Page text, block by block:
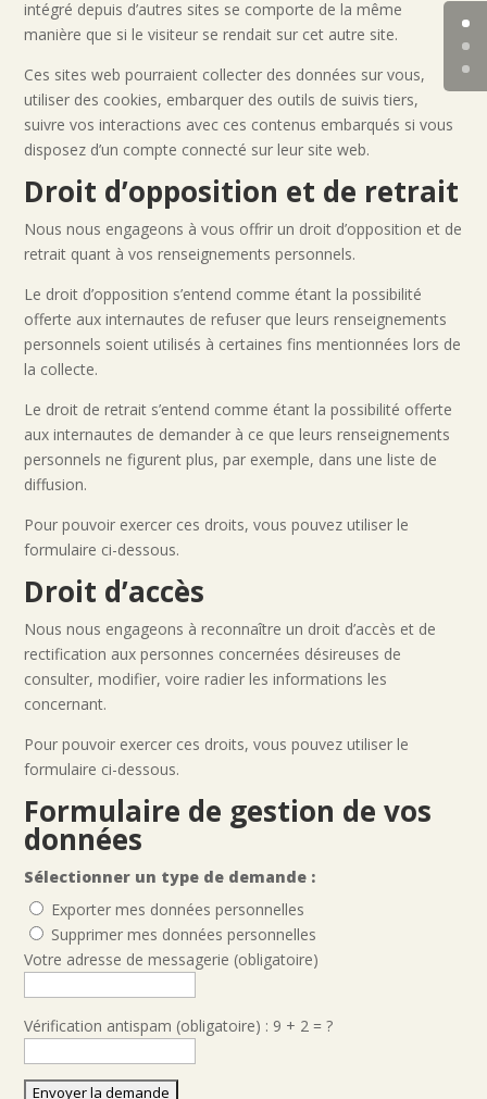
intégré depuis d’autres sites se comporte de la même
manière que si le visiteur se rendait sur cet autre site.
Ces sites web pourraient collecter des données sur vous,
utiliser des cookies, embarquer des outils de suivis tiers,
suivre vos interactions avec ces contenus embarqués si vous
disposez d’un compte connecté sur leur site web.
Droit d’opposition et de retrait
Nous nous engageons à vous offrir un droit d’opposition et de
retrait quant à vos renseignements personnels.
Le droit d’opposition s’entend comme étant la possibilité
offerte aux internautes de refuser que leurs renseignements
personnels soient utilisés à certaines fins mentionnées lors de
la collecte.
Le droit de retrait s’entend comme étant la possibilité offerte
aux internautes de demander à ce que leurs renseignements
personnels ne figurent plus, par exemple, dans une liste de
diffusion.
Pour pouvoir exercer ces droits, vous pouvez utiliser le
formulaire ci-dessous.
Droit d’accès
Nous nous engageons à reconnaître un droit d’accès et de
rectification aux personnes concernées désireuses de
consulter, modifier, voire radier les informations les
concernant.
Pour pouvoir exercer ces droits, vous pouvez utiliser le
formulaire ci-dessous.
Formulaire de gestion de vos
données
Sélectionner un type de demande :
Exporter mes données personnelles
Supprimer mes données personnelles
Votre adresse de messagerie (obligatoire)
Vérification antispam (obligatoire) : 9 + 2 = ?